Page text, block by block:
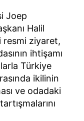
Joep
Halil
resmi ziyaret,
ihtişamı
Türkiye
ikilinin
ve odadaki